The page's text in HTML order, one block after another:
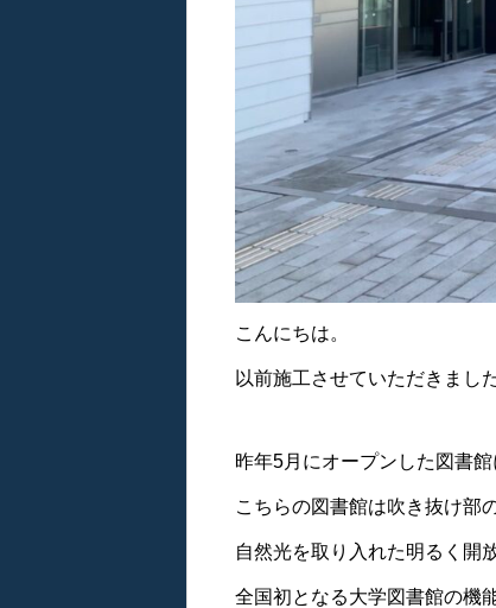
こんにちは。
以前施工させていただきまし
昨年5月にオープンした図書館
こちらの図書館は吹き抜け部
自然光を取り入れた明るく開
全国初となる大学図書館の機